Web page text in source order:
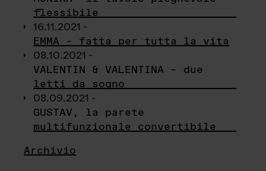
flessibile
16.11.2021 -
EMMA – fatta per tutta la vita
08.10.2021 -
VALENTIN & VALENTINA – due
letti da sogno
08.09.2021 -
GUSTAV, la parete
multifunzionale convertibile
Archivio